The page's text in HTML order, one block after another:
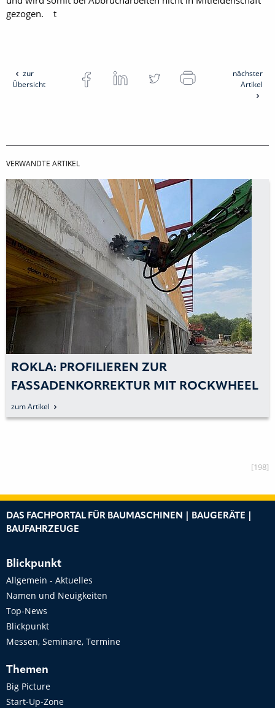
gezogen. t
zur
Übersicht
nächster
Artikel
VERWANDTE ARTIKEL
ROKLA: PROFILIEREN ZUR
FASSADENKORREKTUR MIT ROCKWHEEL
zum Artikel
[198]
DAS FACHPORTAL FÜR BAUMASCHINEN | BAUGERÄTE |
BAUFAHRZEUGE
Blickpunkt
Allgemein - Aktuelles
Namen und Neuigkeiten
Top-News
Blickpunkt
Messen, Seminare, Termine
Themen
Big Picture
Start-Up-Zone